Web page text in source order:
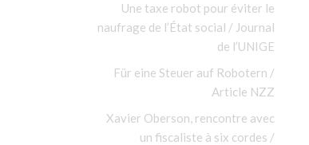
Une taxe robot pour éviter le
naufrage de l’État social / Journal
de l’UNIGE
Für eine Steuer auf Robotern /
Article NZZ
Xavier Oberson, rencontre avec
un fiscaliste à six cordes /